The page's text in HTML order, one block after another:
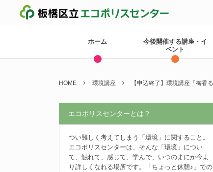
ホーム
今後開催する講座・イ
ベント
HOME 環境講座 【申込終了】環境講座「梅香
エコポリスセンターとは？
つい難しく考えてしまう「環境」に関すること。
エコポリスセンターは、そんな「環境」につい
て、触れて、感じて、学んで、いつのまにか今よ
り詳しくなれる場所です。「ちょっと休憩♪」での